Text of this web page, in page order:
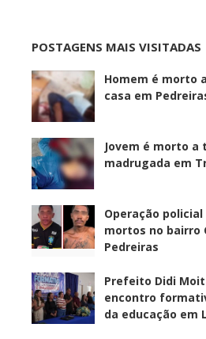
POSTAGENS MAIS VISITADAS
Homem é morto
casa em
Jovem é morto a
madrugada em
Operação
mortos no bairro
Pedreiras
Prefeito Didi
encontro
da educação em